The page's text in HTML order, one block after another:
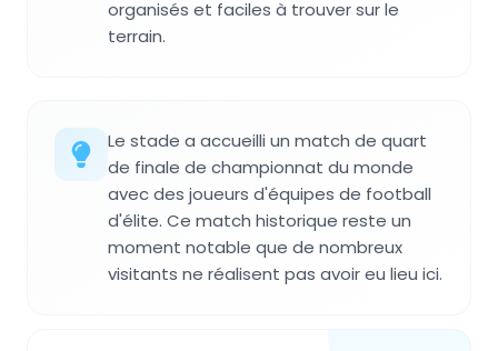
organisés et faciles à trouver sur le
terrain.
Le stade a accueilli un match de quart
de finale de championnat du monde
avec des joueurs d'équipes de football
d'élite. Ce match historique reste un
moment notable que de nombreux
visitants ne réalisent pas avoir eu lieu ici.